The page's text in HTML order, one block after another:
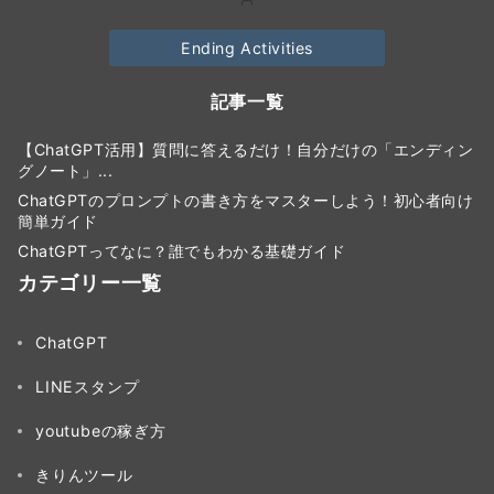
Ending Activities
記事一覧
【ChatGPT活用】質問に答えるだけ！自分だけの「エンディン
グノート」...
ChatGPTのプロンプトの書き方をマスターしよう！初心者向け
簡単ガイド
ChatGPTってなに？誰でもわかる基礎ガイド
カテゴリー一覧
ChatGPT
LINEスタンプ
youtubeの稼ぎ方
きりんツール